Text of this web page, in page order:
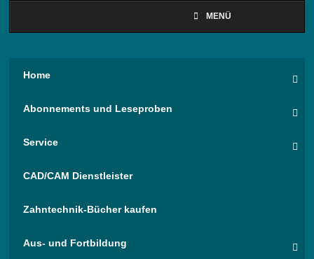
MENÜ
Home
Abonnements und Leseproben
Service
CAD/CAM Dienstleister
Zahntechnik-Bücher kaufen
Aus- und Fortbildung